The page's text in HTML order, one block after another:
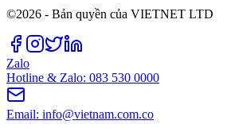
©2026 - Bản quyền của VIETNET LTD
Zalo
Hotline & Zalo: 083 530 0000
Email: info@vietnam.com.co